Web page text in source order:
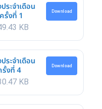
ระจำเดือน
รั้งที่ 1
KB
Download
ระจำเดือน
งที่ 4
KB
Download